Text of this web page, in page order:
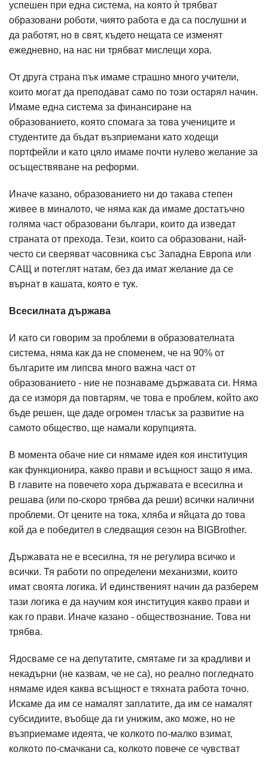
успешен при една система, на която ѝ трябват
образовани роботи, чиято работа е да са послушни и
да работят, но в свят, където нещата се изменят
ежедневно, на нас ни трябват мислещи хора.
От друга страна пък имаме страшно много учители,
които могат да преподават само по този остарял начин.
Имаме една система за финансиране на
образованието, която спомага за това учениците и
студентите да бъдат възприемани като ходещи
портфейли и като цяло имаме почти нулево желание за
осъществяване на реформи.
Иначе казано, образованието ни до такава степен
живее в миналото, че няма как да имаме достатъчно
голяма част образовани българи, които да изведат
страната от прехода. Тези, които са образовани, най-
често си сверяват часовника със Западна Европа или
САЩ и потеглят натам, без да имат желание да се
върнат в кашата, която е тук.
Всесилната държава
И като си говорим за проблеми в образователната
система, няма как да не споменем, че на 90% от
българите им липсва много важна част от
образованието - ние не познаваме държавата си. Няма
да се изморя да повтарям, че това е проблем, който ако
бъде решен, ще даде огромен тласък за развитие на
самото общество, ще намали корупцията.
В момента обаче ние си нямаме идея коя институция
как функционира, какво прави и всъщност защо я има.
В главите на повечето хора държавата е всесилна и
решава (или по-скоро трябва да реши) всички налични
проблеми. От цените на тока, хляба и яйцата до това
кой да е победител в следващия сезон на BIGBrother.
Държавата не е всесилна, тя не регулира всичко и
всички. Тя работи по определени механизми, които
имат своята логика. И единственият начин да разберем
тази логика е да научим коя институция какво прави и
как го прави. Иначе казано - обществознание. Това ни
трябва.
Ядосваме се на депутатите, смятаме ги за крадливи и
некадърни (не казвам, че не са), но реално погледнато
нямаме идея каква всъщност е тяхната работа точно.
Искаме да им се намалят заплатите, да им се намалят
субсидиите, въобще да ги унижим, ако може, но не
възприемаме идеята, че колкото по-малко взимат,
колкото по-смачкани са, колкото повече се чувстват